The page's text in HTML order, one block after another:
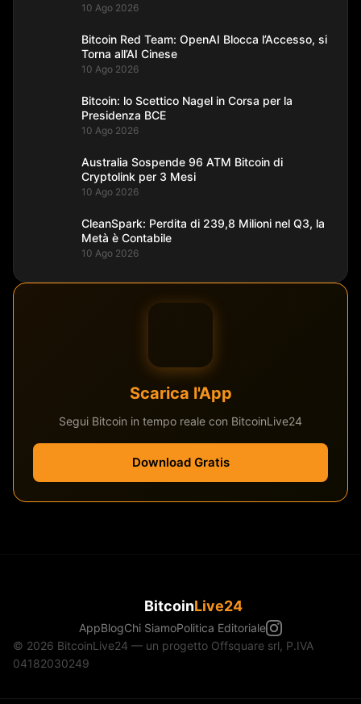
10 Ago 2026
Bitcoin Red Team: OpenAI Blocca l’Accesso, si
Torna all’AI Cinese
10 Ago 2026
Bitcoin: lo Scettico Nagel in Corsa per la
Presidenza BCE
10 Ago 2026
Australia Sospende 96 ATM Bitcoin di
Cryptolink per 3 Mesi
10 Ago 2026
CleanSpark: Perdita di 239,8 Milioni nel Q3, la
Metà è Contabile
10 Ago 2026
Scarica l'App
Segui Bitcoin in tempo reale con BitcoinLive24
Download Gratis
BitcoinLive24
AppBlogChi SiamoPolitica Editoriale
© 2026 BitcoinLive24 — un progetto Offsquare srl, P.IVA
04182030249